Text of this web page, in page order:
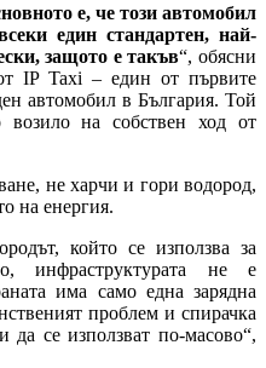
е, че този автомобил
един стандартен, най-
защото е такъв“, обясни
IP Taxi – един от първите
автомобил в България. Той
возило на собствен ход от
не харчи и гори водород,
на енергия.
който се използва за
инфраструктурата не е
има само една зарядна
проблем и спирачка
да се използват по-масово“,